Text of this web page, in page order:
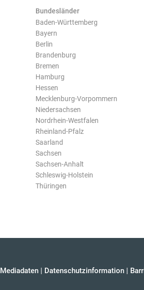
Bundesländer
Baden-Württemberg
Bayern
Berlin
Brandenburg
Bremen
Hamburg
Hessen
Mecklenburg-Vorpommern
Niedersachsen
Nordrhein-Westfalen
Rheinland-Pfalz
Saarland
Sachsen
Sachsen-Anhalt
Schleswig-Holstein
Thüringen
Mediadaten | Datenschutzinformation |